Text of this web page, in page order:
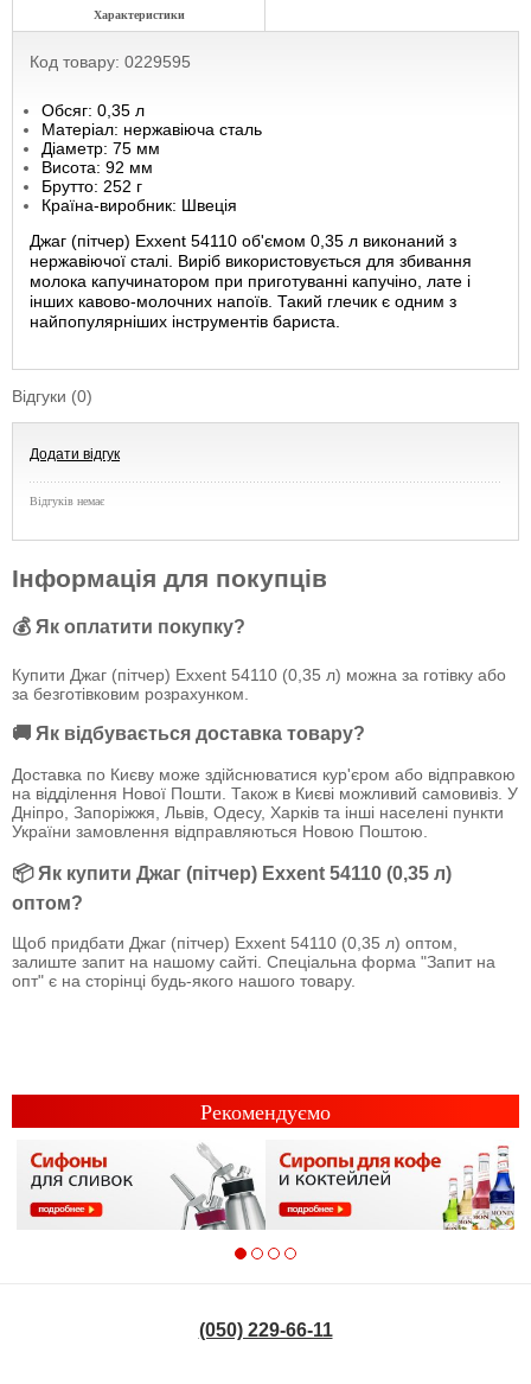
Характеристики
Код товару: 0229595
Обсяг: 0,35 л
Матеріал: нержавіюча сталь
Діаметр: 75 мм
Висота: 92 мм
Брутто: 252 г
Країна-виробник: Швеція
Джаг (пітчер) Exxent 54110 об'ємом 0,35 л виконаний з
нержавіючої сталі. Виріб використовується для збивання
молока капучинатором при приготуванні капучіно, лате і
інших кавово-молочних напоїв. Такий глечик є одним з
найпопулярніших інструментів бариста.
Відгуки (0)
Додати відгук
Відгуків немає
Інформація для покупців
💰 Як оплатити покупку?
Купити Джаг (пітчер) Exxent 54110 (0,35 л) можна за готівку або
за безготівковим розрахунком.
🚚 Як відбувається доставка товару?
Доставка по Києву може здійснюватися кур'єром або відправкою
на відділення Нової Пошти. Також в Києві можливий самовивіз. У
Дніпро, Запоріжжя, Львів, Одесу, Харків та інші населені пункти
України замовлення відправляються Новою Поштою.
📦 Як купити Джаг (пітчер) Exxent 54110 (0,35 л)
оптом?
Щоб придбати Джаг (пітчер) Exxent 54110 (0,35 л) оптом,
залиште запит на нашому сайті. Спеціальна форма "Запит на
опт" є на сторінці будь-якого нашого товару.
Рекомендуємо
(050) 229-66-11